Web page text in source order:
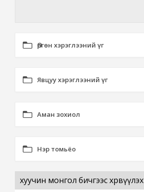
Өргөн хэрэглээний үг
Явцуу хэрэглээний үг
Аман зохиол
Нэр томьёо
хуучин монгол бичгээс хөрвүүлэх